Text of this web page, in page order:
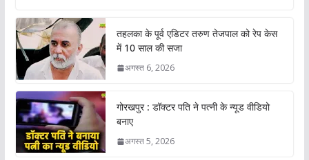
तहलका के पूर्व एडिटर तरुण तेजपाल को रेप केस
में 10 साल की सजा
अगस्त 6, 2026
गोरखपुर : डॉक्टर पति ने पत्नी के न्यूड वीडियो
बनाए
अगस्त 5, 2026